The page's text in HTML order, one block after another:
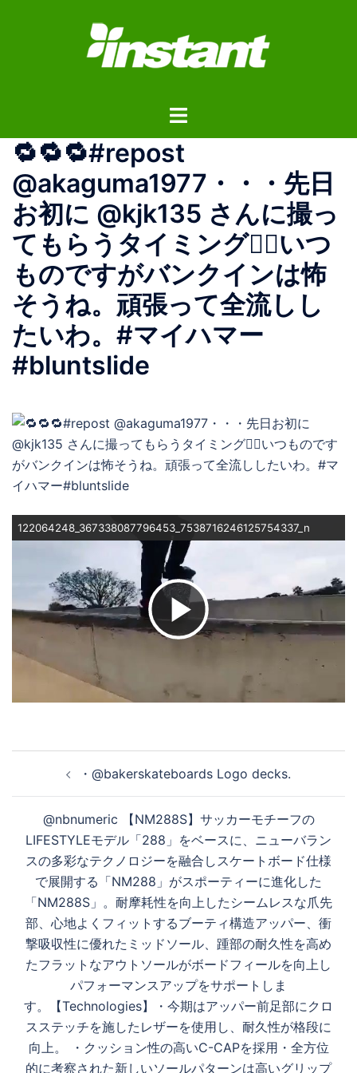
ス
ト
ル
メ
ニ
ュ
ー
🔁🔁🔁#repost
@akaguma1977・・・先日
お初に @kjk135 さんに撮っ
てもらうタイミングが🏼いつ
ものですがバンクインは怖
そうね。頑張って全流しし
たいわ。#マイハマー
#bluntslide
122064248_367338087796453_7538716246125754337_n
ビ
を
再
生
す
る
ゲ
ー
ョ
ン
・@bakerskateboards Logo decks.
@nbnumeric 【NM288S】 サッカーモチーフの
LIFESTYLEモデル「288」をベースに、ニューバラン
スの多彩なテクノロジーを融合しスケートボード仕様
で展開する「NM288」がスポーティーに進化した
「NM288S」。耐摩耗性を向上したシームレスな爪先
部、心地よくフィットするブーティ構造アッパー、衝
撃吸収性に優れたミッドソール、踵部の耐久性を高め
たフラットなアウトソールがボードフィールを向上し
パフォーマンスアップをサポートしま
す。 【Technologies】 ・今期はアッパー前足部にクロ
スステッチを施したレザーを使用し、耐久性が格段に
向上。 ・クッション性の高いC-CAPを採用 ・全方位
的に考察された新しいソールパターンは高いグリップ